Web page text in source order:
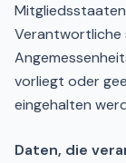
Verantwortliche
vorliegt oder
eingehalten
Daten, die